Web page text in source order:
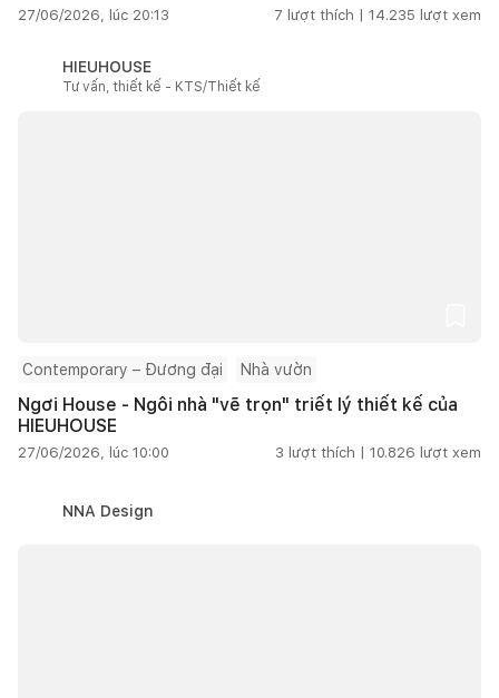
27/06/2026, lúc 20:13 7 lượt thích | 14.235 lượt xem
HIEUHOUSE
Tư vấn, thiết kế - KTS/Thiết kế
Contemporary – Đương đại Nhà vườn
Ngơi House - Ngôi nhà "vẽ trọn" triết lý thiết kế của
HIEUHOUSE
27/06/2026, lúc 10:00 3 lượt thích | 10.826 lượt xem
NNA Design